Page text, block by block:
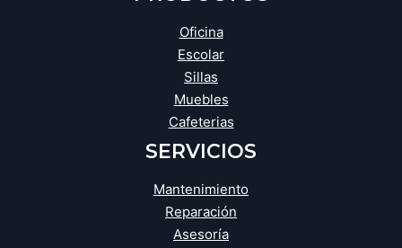
Oficina
Escolar
Sillas
Muebles
Cafeterias
SERVICIOS
Mantenimiento
Reparación
Asesoría